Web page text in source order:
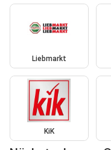
Liebmarkt
KiK